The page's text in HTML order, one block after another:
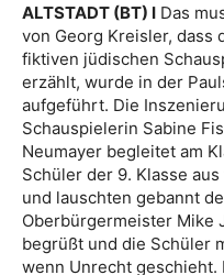
ALTSTADT (BT) I Das
von Georg Kreisler, dass
fiktiven jüdischen
erzählt, wurde in der
aufgeführt. Die
Schauspielerin Sabine
Neumayer begleitet am
Schüler der 9. Klasse
und lauschten gebannt
Oberbürgermeister Mike
begrüßt und die Schüler
wenn Unrecht